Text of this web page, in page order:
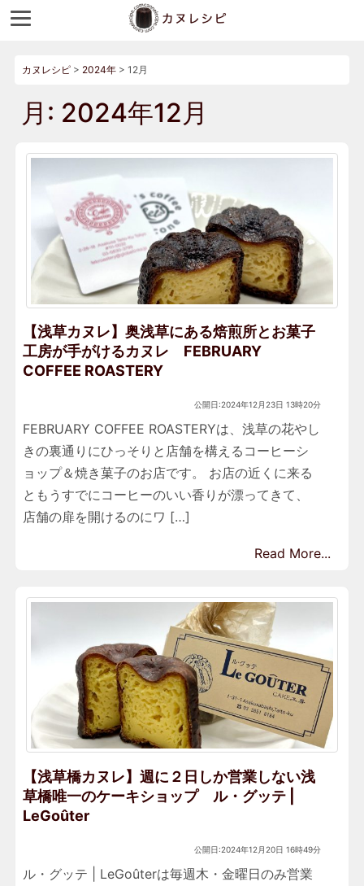
カヌレシピ> 2024年> 12月
月: 2024年12月
【浅草カヌレ】奥浅草にある焙煎所とお菓子
工房が手がけるカヌレ FEBRUARY
COFFEE ROASTERY
公開日:2024年12月23日 13時20分
FEBRUARY COFFEE ROASTERYは、浅草の花やし
きの裏通りにひっそりと店舗を構えるコーヒーシ
ョップ＆焼き菓子のお店です。 お店の近くに来る
ともうすでにコーヒーのいい香りが漂ってきて、
店舗の扉を開けるのにワ […]
Read More...
【浅草橋カヌレ】週に２日しか営業しない浅
草橋唯一のケーキショップ ル・グッテ |
LeGoûter
公開日:2024年12月20日 16時49分
ル・グッテ | LeGoûterは毎週木・金曜日のみ営業